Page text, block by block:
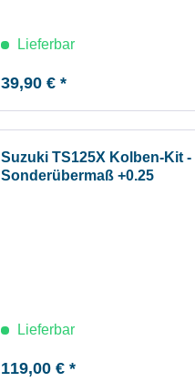
Lieferbar
39,90 € *
Suzuki TS125X Kolben-Kit -
Sonderübermaß +0.25
Lieferbar
119,00 € *